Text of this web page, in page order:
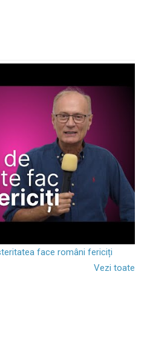
face români fericiți
Vezi toate